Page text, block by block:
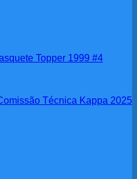
Topper 1999 #4